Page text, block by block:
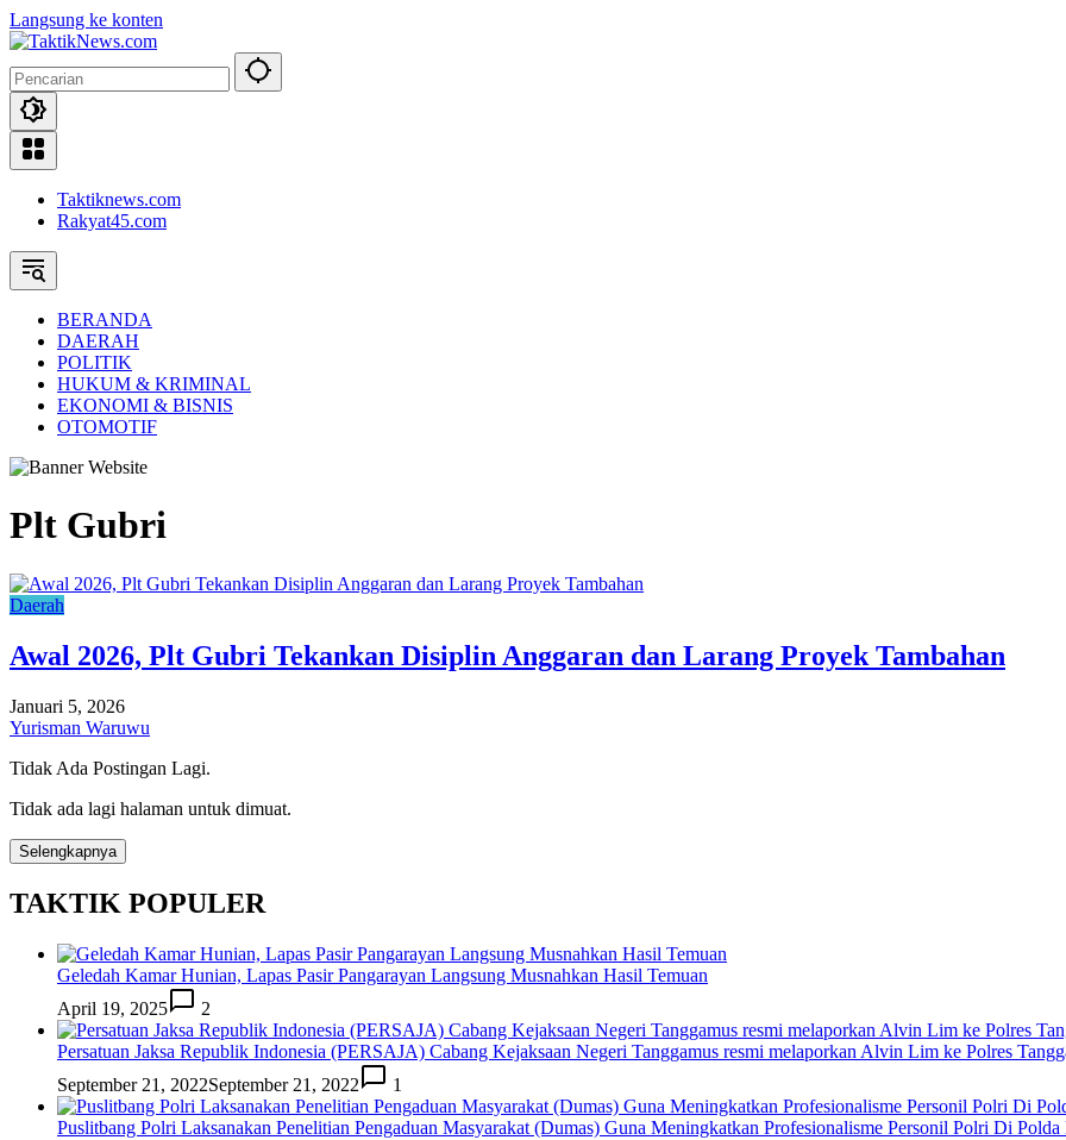
Langsung ke konten
Taktiknews.com
Rakyat45.com
BERANDA
DAERAH
POLITIK
HUKUM & KRIMINAL
EKONOMI & BISNIS
OTOMOTIF
Plt Gubri
Daerah
Awal 2026, Plt Gubri Tekankan Disiplin Anggaran dan Larang Proyek Tambahan
Januari 5, 2026
Yurisman Waruwu
Tidak Ada Postingan Lagi.
Tidak ada lagi halaman untuk dimuat.
Selengkapnya
TAKTIK POPULER
Geledah Kamar Hunian, Lapas Pasir Pangarayan Langsung Musnahkan Hasil Temuan
April 19, 2025
2
Persatuan Jaksa Republik Indonesia (PERSAJA) Cabang Kejaksaan Negeri Tanggamus resmi melaporkan Alvin Lim ke Polres
September 21, 2022September 21, 2022 1
Puslitbang Polri Laksanakan Penelitian Pengaduan Masyarakat (Dumas) Guna Meningkatkan Profesionalisme Personil Polri Di Polda